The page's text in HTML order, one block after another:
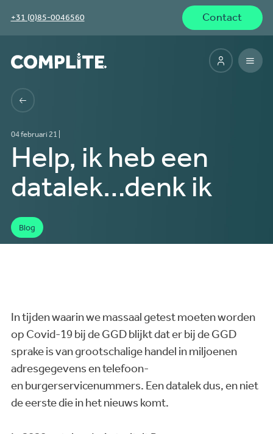
+31 (0)85-0046560 Contact
04 februari 21 |
Help, ik heb een
datalek…denk ik
Blog
In tijden waarin we massaal getest moeten worden
op Covid-19 bij de GGD blijkt dat er bij de GGD
sprake is van grootschalige handel in miljoenen
adresgegevens en telefoon-
en burgerservicenummers. Een datalek dus, en niet
de eerste die in het nieuws komt.